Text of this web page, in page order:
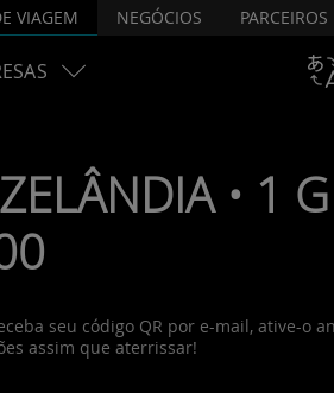
VIAGEM NEGÓCIOS PARCEIROS
• 1
seu código QR por e-mail, ative-o
assim que aterrissar!